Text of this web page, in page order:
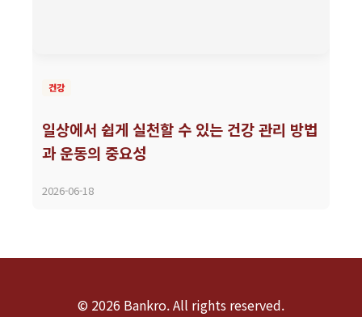
건강
일상에서 쉽게 실천할 수 있는 건강 관리 방법
과 운동의 중요성
2026-06-18
© 2026 Bankro. All rights reserved.